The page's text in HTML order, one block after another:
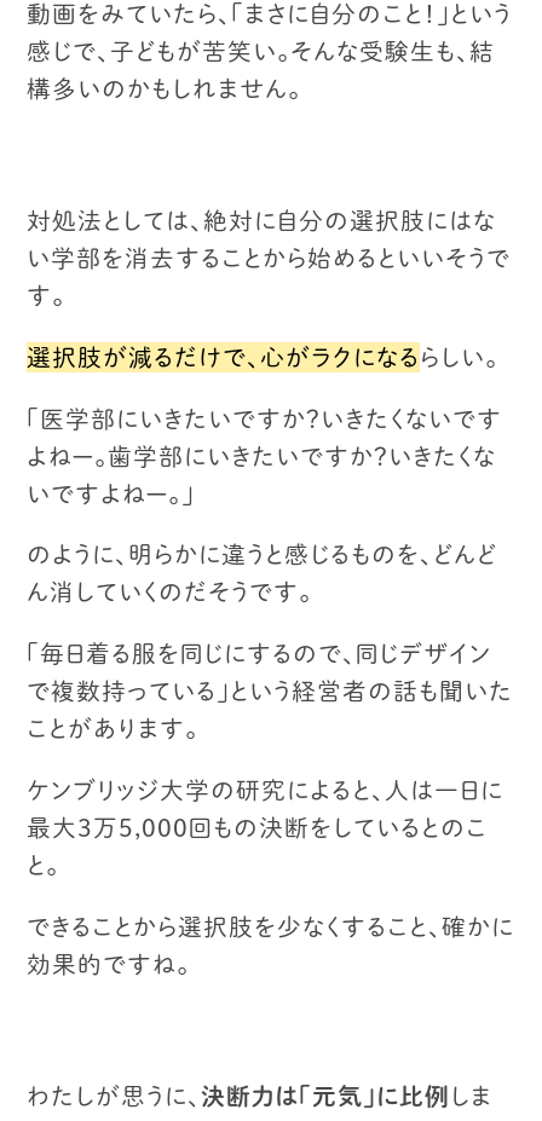
動画をみていたら、
「まさに自分のこと！」という
感じで、子どもが苦笑い。 そんな受験生も、結
構多いのかもしれません。
対処法としては、絶対に自分の選択肢にはな
い学部を消去することから始めるといいそうで
す。
選択肢が減るだけで、心がラクになる らしい。
「医学部にいきたいですか？いきたくないです
よねー。 歯学部にいきたいですか？いきたくな
いですよねー。」
のように、明らかに違うと感じるものを、どんど
ん消していくのだそうです。
「毎日着る服を同じにするので、同じデザイン
で複数持っている」 という経営者の話も聞いた
ことがあります。
ケンブリッジ大学の研究によると、 人は一日に
最大３万5,000回もの決断をしているとのこ
と。
できることから選択肢を少なくすること、確かに
効果的ですね。
わたしが思うに、 決断力は「元気」に比例 しま